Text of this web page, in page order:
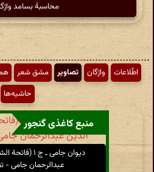
محاسبهٔ بسامد
اطّلاعات واژگان تصاویر مشق شعر
حاشیه‌ها
منبع کاغذی گنجور
دیوان جامی ـ ج
عبدالرحمان جامی -